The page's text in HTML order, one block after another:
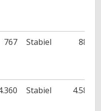
767 Stabiel 882
Stabiel 4.588